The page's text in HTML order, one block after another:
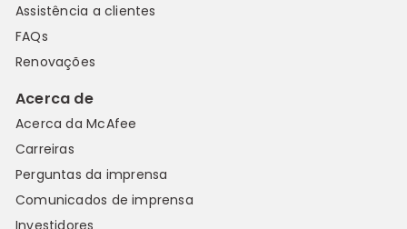
Assistência a clientes
FAQs
Renovações
Acerca de
Acerca da McAfee
Carreiras
Perguntas da imprensa
Comunicados de imprensa
Investidores